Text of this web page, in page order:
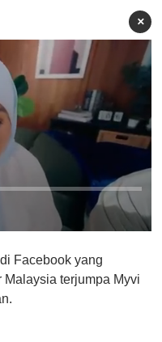
×
di Facebook yang
terjumpa Myvi